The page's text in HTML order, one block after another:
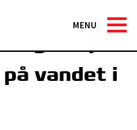
MENU
Cup
vandet i